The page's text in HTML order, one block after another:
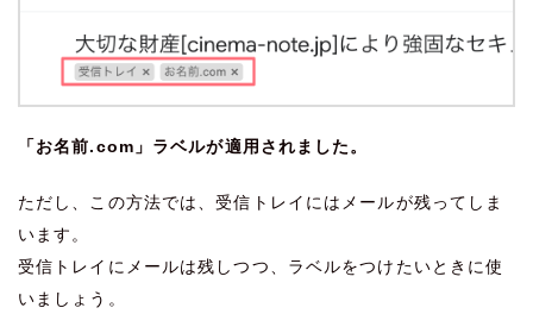
「お名前.com」ラベルが適用されました。
ただし、この方法では、受信トレイにはメールが残ってしま
います。
受信トレイにメールは残しつつ、ラベルをつけたいときに使
いましょう。